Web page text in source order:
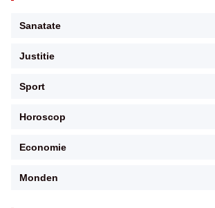
Sanatate
Justitie
Sport
Horoscop
Economie
Monden